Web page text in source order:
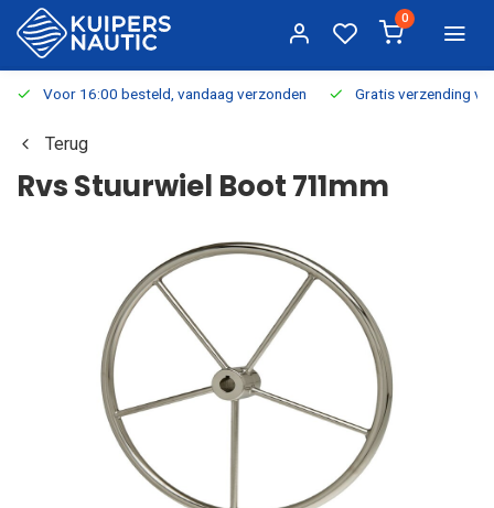
0
Voor 16:00 besteld, vandaag verzonden Gratis verzending
Terug
Rvs Stuurwiel Boot 711mm